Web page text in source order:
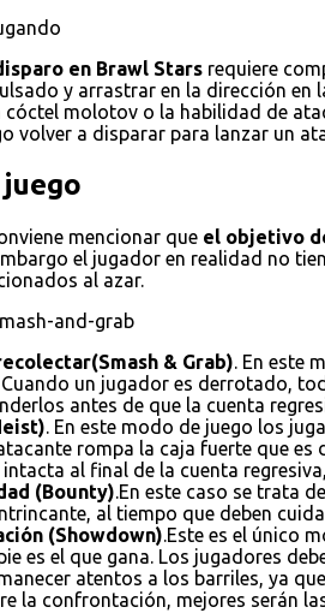
en Brawl Stars requiere
y arrastrar en la dirección en
cóctel molotov o la habilidad de
volver a disparar para lanzar un
mencionar que el objetivo
el jugador en realidad no
al azar.
& Grab). En este
un jugador es derrotado,
antes de que la cuenta
. En este modo de juego los
rompa la caja fuerte que es
al final de la cuenta
(Bounty).En este caso se trata
al tiempo que deben
(Showdown).Este es el único
es el que gana. Los jugadores
atentos a los barriles, ya
la confrontación, mejores serán